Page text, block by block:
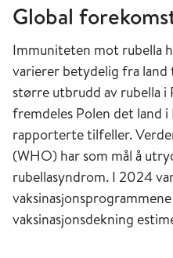
Norge
I Norge var rubella
barnesykdom som før
vaksinasjon opptrådte i
Siste store utbrudd i
mindre utbrudd av
internasjonal skole i
1995-96. Siste
rubellaencefalitt i
Global
Immuniteten mot rubella
varierer betydelig fra land
større utbrudd av rubella
fremdeles Polen det land
rapporterte tilfeller.
(WHO) har som mål å
rubellasyndrom. I 2024
vaksinasjonsdekning